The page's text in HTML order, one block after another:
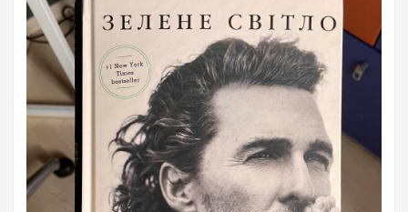
зроблено фото. Хм, звучить так, ніби можна
використати трохи магії програміста, витягти GPS-
координати та мітку часу з фотографій і створити карту
моєї подорожі…...